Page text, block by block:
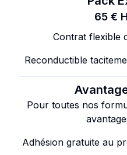
65 €
Contrat flexible
Reconductible
Pour toutes nos
Adhésion gratuite au